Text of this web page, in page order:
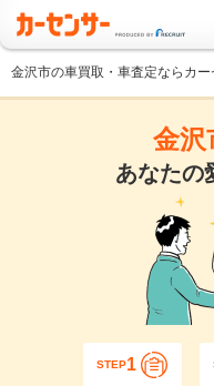
金沢市の車買取・車査定ならカー
金沢
あなたの
STEP1